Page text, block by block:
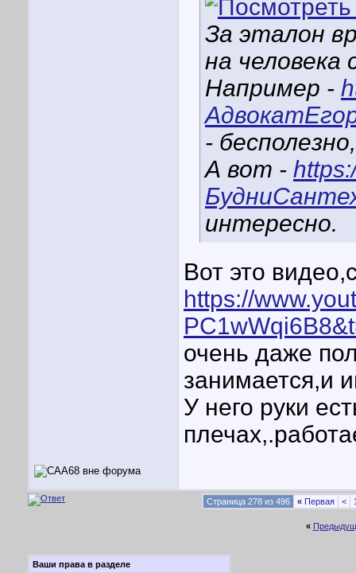
За эталон
на человека
Например -
-
А вот -
интересно.
Вот это
https://
очень даже
занимается,и
У него руки
Страница 278 из 496 « Первая <
«
Ваши права в разделе